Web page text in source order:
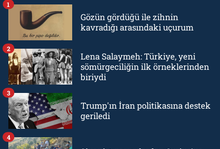
Gözün gördüğü ile zihnin
kavradığı arasındaki uçurum
1
Lena Salaymeh: Türkiye, yeni
sömürgeciliğin ilk örneklerinden
biriydi
2
Trump'ın İran politikasına destek
geriledi
3
4